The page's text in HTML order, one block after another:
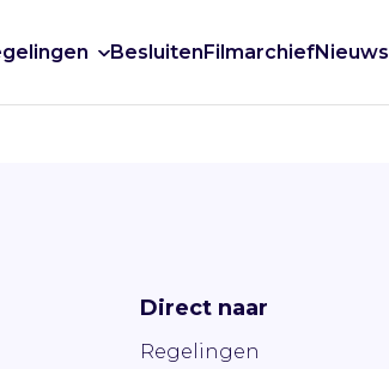
BesluitenFilmarchiefNieuws
Direct naar
Regelingen